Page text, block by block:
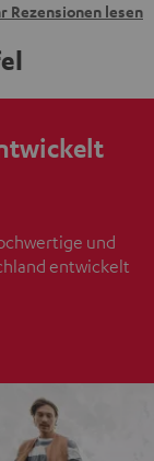
Rezensionen lesen
und
entwickelt